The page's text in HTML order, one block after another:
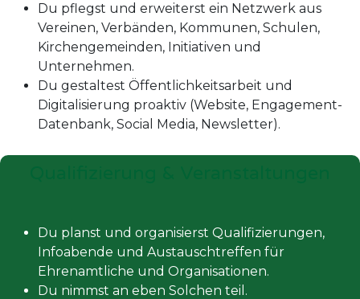
Du pflegst und erweiterst ein Netzwerk aus
Vereinen, Verbänden, Kommunen, Schulen,
Kirchengemeinden, Initiativen und
Unternehmen.
Du gestaltest Öffentlichkeitsarbeit und
Digitalisierung proaktiv (Website, Engagement-
Datenbank, Social Media, Newsletter).
Du planst und organisierst Qualifizierungen,
Infoabende und Austauschtreffen für
Ehrenamtliche und Organisationen.
Du nimmst an eben Solchen teil.